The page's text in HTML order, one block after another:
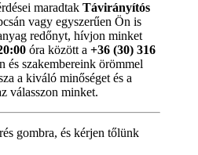
maradtak Távirányítós
vagy egyszerűen Ön is
redőnyt, hívjon minket
óra között a +36 (30) 316
és szakembereink örömmel
a kiváló minőséget és a
válasszon minket.
gombra, és kérjen tőlünk